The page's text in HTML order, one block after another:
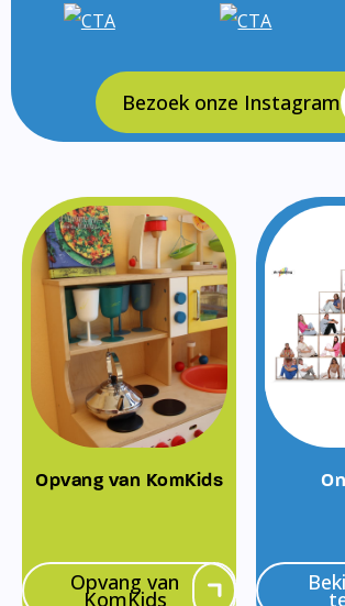
Bezoek onze Instagram
Opvang van KomKids
Opvang van
KomKids